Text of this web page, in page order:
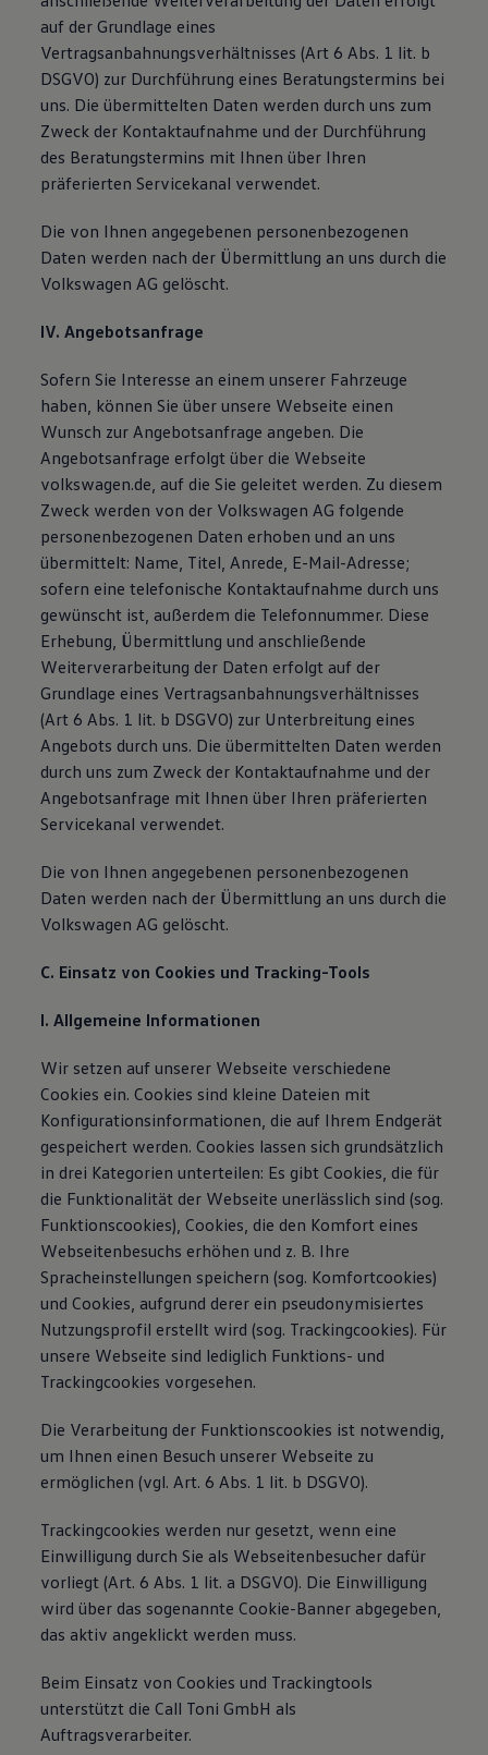
auf der Grundlage eines
Vertragsanbahnungsverhältnisses (Art 6 Abs. 1 lit. b
DSGVO) zur Durchführung eines Beratungstermins bei
uns. Die übermittelten Daten werden durch uns zum
Zweck der Kontaktaufnahme und der Durchführung
des Beratungstermins mit Ihnen über Ihren
präferierten Servicekanal verwendet.
Die von Ihnen angegebenen personenbezogenen
Daten werden nach der Übermittlung an uns durch die
Volkswagen AG gelöscht.
IV. Angebotsanfrage
Sofern Sie Interesse an einem unserer Fahrzeuge
haben, können Sie über unsere Webseite einen
Wunsch zur Angebotsanfrage angeben. Die
Angebotsanfrage erfolgt über die Webseite
volkswagen.de, auf die Sie geleitet werden. Zu diesem
Zweck werden von der Volkswagen AG folgende
personenbezogenen Daten erhoben und an uns
übermittelt: Name, Titel, Anrede, E-Mail-Adresse;
sofern eine telefonische Kontaktaufnahme durch uns
gewünscht ist, außerdem die Telefonnummer. Diese
Erhebung, Übermittlung und anschließende
Weiterverarbeitung der Daten erfolgt auf der
Grundlage eines Vertragsanbahnungsverhältnisses
(Art 6 Abs. 1 lit. b DSGVO) zur Unterbreitung eines
Angebots durch uns. Die übermittelten Daten werden
durch uns zum Zweck der Kontaktaufnahme und der
Angebotsanfrage mit Ihnen über Ihren präferierten
Servicekanal verwendet.
Die von Ihnen angegebenen personenbezogenen
Daten werden nach der Übermittlung an uns durch die
Volkswagen AG gelöscht.
C. Einsatz von Cookies und Tracking-Tools
I. Allgemeine Informationen
Wir setzen auf unserer Webseite verschiedene
Cookies ein. Cookies sind kleine Dateien mit
Konfigurationsinformationen, die auf Ihrem Endgerät
gespeichert werden. Cookies lassen sich grundsätzlich
in drei Kategorien unterteilen: Es gibt Cookies, die für
die Funktionalität der Webseite unerlässlich sind (sog.
Funktionscookies), Cookies, die den Komfort eines
Webseitenbesuchs erhöhen und z. B. Ihre
Spracheinstellungen speichern (sog. Komfortcookies)
und Cookies, aufgrund derer ein pseudonymisiertes
Nutzungsprofil erstellt wird (sog. Trackingcookies). Für
unsere Webseite sind lediglich Funktions- und
Trackingcookies vorgesehen.
Die Verarbeitung der Funktionscookies ist notwendig,
um Ihnen einen Besuch unserer Webseite zu
ermöglichen (vgl. Art. 6 Abs. 1 lit. b DSGVO).
Trackingcookies werden nur gesetzt, wenn eine
Einwilligung durch Sie als Webseitenbesucher dafür
vorliegt (Art. 6 Abs. 1 lit. a DSGVO). Die Einwilligung
wird über das sogenannte Cookie-Banner abgegeben,
das aktiv angeklickt werden muss.
Beim Einsatz von Cookies und Trackingtools
unterstützt die Call Toni GmbH als
Auftragsverarbeiter.